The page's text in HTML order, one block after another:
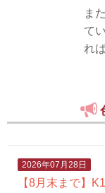
ま
て
れ
2026年07月28日
【8月末まで】